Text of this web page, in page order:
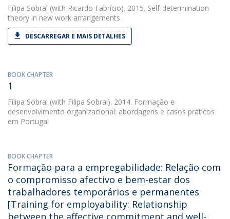
Filipa Sobral (with Ricardo Fabrício). 2015. Self-determination
theory in new work arrangements
DESCARREGAR E MAIS DETALHES
BOOK CHAPTER
1
Filipa Sobral (with Filipa Sobral). 2014. Formação e
desenvolvimento organizacional: abordagens e casos práticos
em Portugal
BOOK CHAPTER
Formação para a empregabilidade: Relação com
o compromisso afectivo e bem-estar dos
trabalhadores temporários e permanentes
[Training for employability: Relationship
between the affective commitment and well-